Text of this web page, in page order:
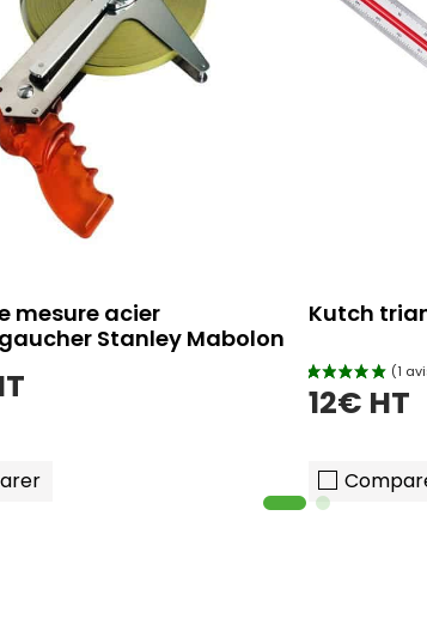
ajouter au panier
mesure acier
Stanley Mabolon
Kutch
12€ HT